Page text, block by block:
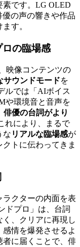
素です。LG OLED
の声の響きや作品
す。
の臨場感
映像コンテンツの
サウンドモードを
ルでは「AIボイス
や環境音と音声を
俳優の台詞がより
れにより、まるで
な リアルな臨場感が
トに伝わってきま
クターの内面を表
ドプロ」は、台詞
、クリアに再現し
情を爆発させるよ
者に届くことで、俳